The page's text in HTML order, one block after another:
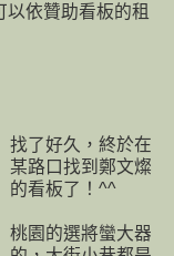
依贊助看板的租
找了好久，終於在
某路口找到鄭文燦
的看板了！^^
桃園的選將蠻大器